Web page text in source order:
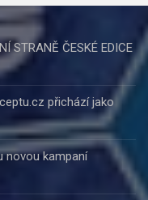
STRANĚ ČESKÉ EDICE
přichází jako
novou kampaní